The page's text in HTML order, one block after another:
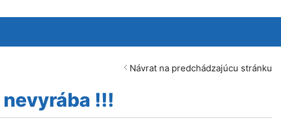
Návrat na predchádzajúcu stránku
!!!